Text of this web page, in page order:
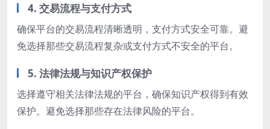
4. 交易流程与支付方式
确保平台的交易流程清晰透明，支付方式安全可靠。避
免选择那些交易流程复杂或支付方式不安全的平台。
5. 法律法规与知识产权保护
选择遵守相关法律法规的平台，确保知识产权得到有效
保护。避免选择那些存在法律风险的平台。